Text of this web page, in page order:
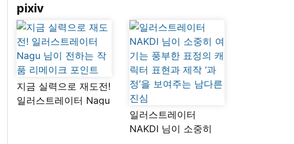
pixiv
지금 실력으로 재도전!
일러스트레이터 Nagu
일러스트레이터
NAKDI 님이 소중히